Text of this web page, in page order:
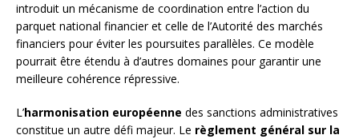
introduit un mécanisme de coordination entre l’action du
parquet national financier et celle de l’Autorité des marchés
financiers pour éviter les poursuites parallèles. Ce modèle
pourrait être étendu à d’autres domaines pour garantir une
meilleure cohérence répressive.
L’harmonisation européenne des sanctions administratives
constitue un autre défi majeur. Le règlement général sur la